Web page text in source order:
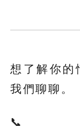
想了解你的
我們聊聊。
📞